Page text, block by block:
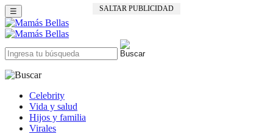
SALTAR PUBLICIDAD
☰
Celebrity
Vida y salud
Hijos y familia
Virales